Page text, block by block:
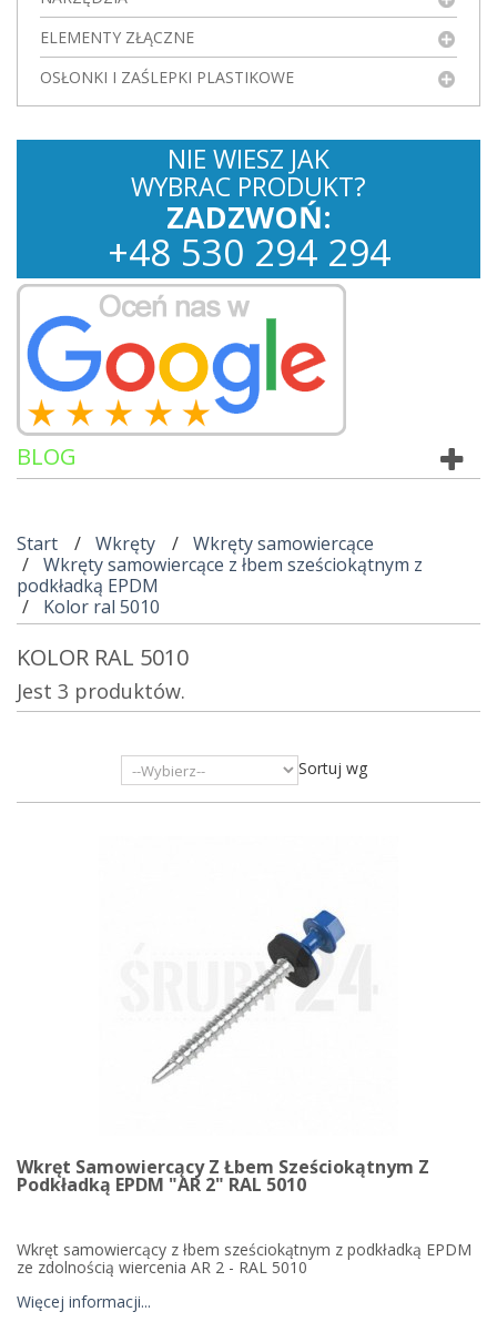
ELEMENTY ZŁĄCZNE
OSŁONKI I ZAŚLEPKI PLASTIKOWE
NIE WIESZ JAK
WYBRAC PRODUKT?
ZADZWOŃ:
+48 530 294 294
BLOG
Start Wkręty
Wkręty samowiercące
Wkręty samowiercące z łbem sześciokątnym z
podkładką EPDM
Kolor ral 5010
KOLOR RAL 5010
Jest 3 produktów.
Sortuj wg
Wkręt Samowiercący Z Łbem Sześciokątnym Z
Podkładką EPDM "AR 2" RAL 5010
Wkręt samowiercący z łbem sześciokątnym z podkładką EPDM
ze zdolnością wiercenia AR 2 - RAL 5010
Więcej informacji...